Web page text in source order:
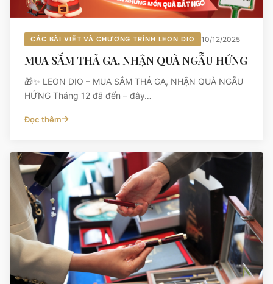
CÁC BÀI VIẾT VÀ CHƯƠNG TRÌNH LEON DIO 10/12/2025
MUA SẮM THẢ GA, NHẬN QUÀ NGẪU HỨNG
🎁✨ LEON DIO – MUA SẮM THẢ GA, NHẬN QUÀ NGẪU
HỨNG Tháng 12 đã đến – đây…
Đọc thêm